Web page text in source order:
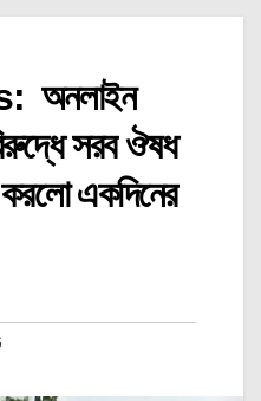
অনলাইন
সরব ঔষধ
করলো একদিনের